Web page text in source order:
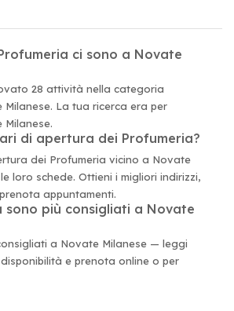
ci sono a Novate
28 attività nella categoria
La tua ricerca era per
di apertura dei Profumeria?
dei Profumeria vicino a Novate
loro schede. Ottieni i migliori indirizzi,
appuntamenti.
sono più consigliati a Novate
a Novate Milanese — leggi
e prenota online o per